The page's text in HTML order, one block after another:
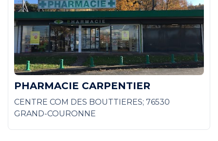
PHARMACIE CARPENTIER
CENTRE COM DES BOUTTIERES; 76530
GRAND-COURONNE